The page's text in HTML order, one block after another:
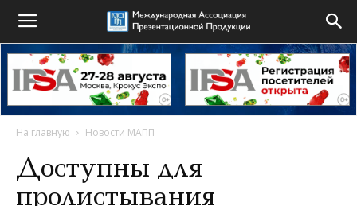
На главную Новости МАПП
Доступны для
пролистывания